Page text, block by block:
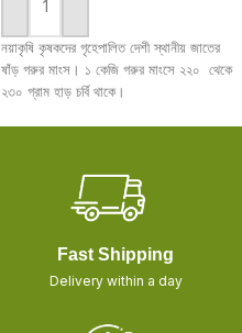
ADD TO CART
নয়াকৃষি কৃষকদের গৃহেপালিত দেশী স্থানীয় জাতের
ষাঁড় গরুর মাংস। ১ কেজি গরুর মাংসে ২২০ থেকে
২৩০ গ্রাম হাড় চর্বি থাকে।
Fast Shipping
Delivery within a day